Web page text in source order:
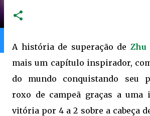
Home Limeira Gran
A história de superação de Zhu
mais um capítulo inspirador,
do mundo conquistando seu
roxo de campeã graças a uma
vitória por 4 a 2 sobre a cabeça